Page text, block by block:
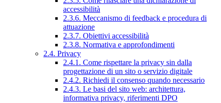
accessibilità
2.3.6. Meccanismo di feedback e procedura di
attuazione
2.3.7. Obiettivi accessibilità
2.3.8. Normativa e approfondimenti
2.4. Privacy
2.4.1. Come rispettare la privacy sin dalla
progettazione di un sito o servizio digitale
2.4.2. Richiedi il consenso quando necessario
2.4.3. Le basi del sito web: architettura,
informativa privacy, riferimenti DPO